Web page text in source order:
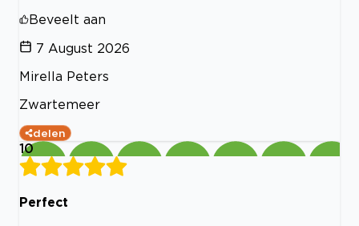
Beveelt aan
7 August 2026
Mirella Peters
Zwartemeer
delen
10
Perfect